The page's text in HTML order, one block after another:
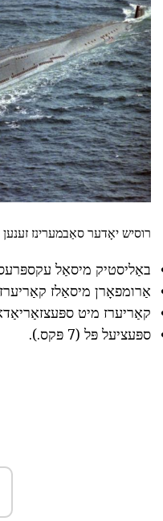
רוסיש יאָדער סאַבמערינז זענען
באַליסטיק מיסאַל עקספּרעס
אַרומפאָרן מיסאַלז קאַריערז (9
קאַריערז מיט ספּעצזאַריאַדאָם
ספּעציעל פּל (7 פּקס.).